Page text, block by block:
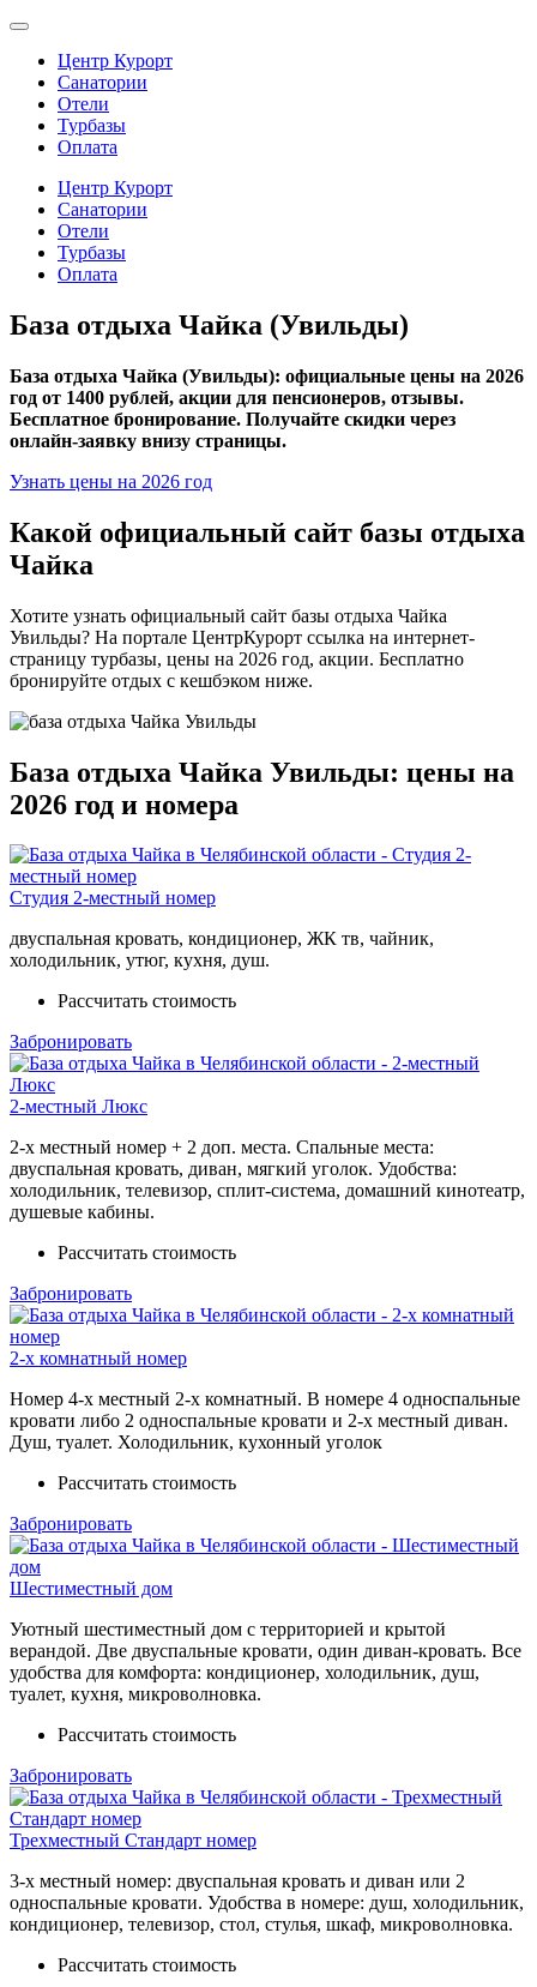
Центр Курорт
Санатории
Отели
Турбазы
Оплата
Центр Курорт
Санатории
Отели
Турбазы
Оплата
База отдыха Чайка (Увильды)
База отдыха Чайка (Увильды): официальные цены на 2026
год от 1400 рублей, акции для пенсионеров, отзывы.
Бесплатное бронирование. Получайте скидки через
онлайн-заявку внизу страницы.
Узнать цены на 2026 год
Какой официальный сайт базы отдыха
Чайка
Хотите узнать официальный сайт базы отдыха Чайка
Увильды? На портале ЦентрКурорт ссылка на интернет-
страницу турбазы, цены на 2026 год, акции. Бесплатно
бронируйте отдых с кешбэком ниже.
База отдыха Чайка Увильды: цены на
2026 год и номера
Студия 2-местный номер
двуспальная кровать, кондиционер, ЖК тв, чайник,
холодильник, утюг, кухня, душ.
Рассчитать стоимость
Забронировать
2-местный Люкс
2-х местный номер + 2 доп. места. Спальные места:
двуспальная кровать, диван, мягкий уголок. Удобства:
холодильник, телевизор, сплит-система, домашний кинотеатр,
душевые кабины.
Рассчитать стоимость
Забронировать
2-х комнатный номер
Номер 4-х местный 2-х комнатный. В номере 4 односпальные
кровати либо 2 односпальные кровати и 2-х местный диван.
Душ, туалет. Холодильник, кухонный уголок
Рассчитать стоимость
Забронировать
Шестиместный дом
Уютный шестиместный дом с территорией и крытой
верандой. Две двуспальные кровати, один диван-кровать. Все
удобства для комфорта: кондиционер, холодильник, душ,
туалет, кухня, микроволновка.
Рассчитать стоимость
Забронировать
Трехместный Стандарт номер
3-х местный номер: двуспальная кровать и диван или 2
односпальные кровати. Удобства в номере: душ, холодильник,
кондиционер, телевизор, стол, стулья, шкаф, микроволновка.
Рассчитать стоимость